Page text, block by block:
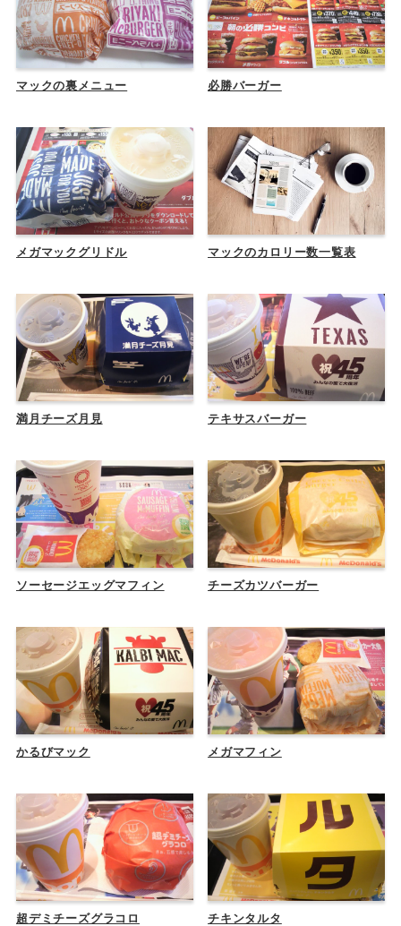
マックの裏メニュー 必勝バーガー
メガマックグリドル マックのカロリー数一覧表
満月チーズ月見 テキサスバーガー
ソーセージエッグマフィン チーズカツバーガー
かるびマック メガマフィン
超デミチーズグラコロ チキンタルタ